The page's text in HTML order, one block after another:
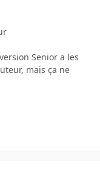
Senior a les
mais ça ne